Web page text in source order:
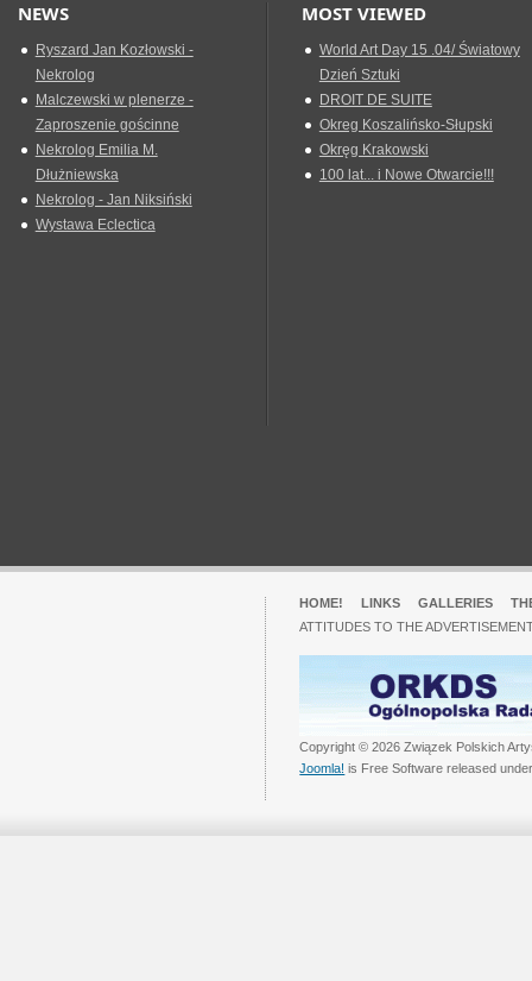
NEWS
Ryszard Jan Kozłowski -
Nekrolog
Malczewski w plenerze -
Zaproszenie gościnne
Nekrolog Emilia M.
Dłużniewska
Nekrolog - Jan Niksiński
Wystawa Eclectica
MOST VIEWED
World Art Day 15 .04/ Światowy
Dzień Sztuki
DROIT DE SUITE
Okreg Koszalińsko-Słupski
Okręg Krakowski
100 lat... i Nowe Otwarcie!!!
HOME! LINKS GALLERIES
ATTITUDES TO THE
Copyright © 2026 Związek Polskich
Joomla! is Free Software released